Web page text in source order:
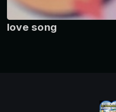
love song